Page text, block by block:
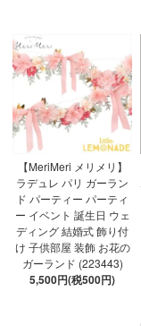
【MeriMeri メリメリ】
ラデュレ パリ ガーラン
ド パーティー パーティ
ー イベント 誕生日 ウェ
ディング 結婚式 飾り付
け 子供部屋 装飾 お花の
ガーランド (223443)
5,500円(税500円)